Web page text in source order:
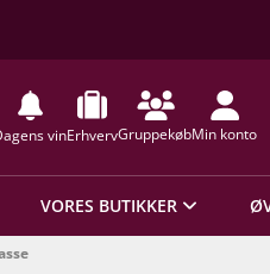
vinErhvervGruppekøbMin konto
VORES BUTIKKER